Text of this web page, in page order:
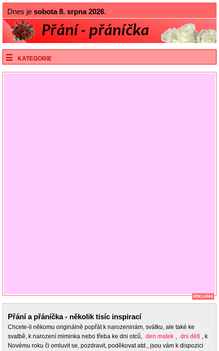
Dnes je sobota 8. srpna 2026.
KATEGORIE
REKLAMA
Přání a přáníčka - několik tisíc inspirací
Chcete-li někomu originálně popřát k narozeninám, svátku, ale také ke
svatbě, k narození miminka nebo třeba ke dni otců, den matek , dni dětí , k
Novému roku či omluvit se, pozdravit, poděkovat atd., jsou vám k dispozici